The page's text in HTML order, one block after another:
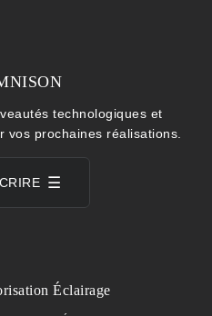
technologiques et
vos prochaines réalisations.